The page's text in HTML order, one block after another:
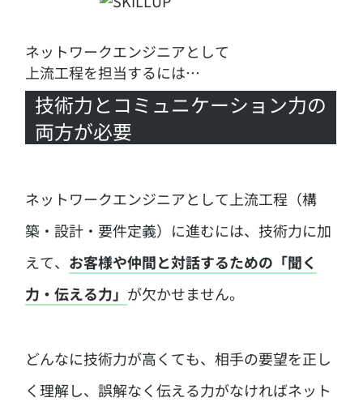
ネットワークエンジニアとして
上流工程を担当するには…
技術力とコミュニケーション力の
両方が必要
ネットワークエンジニアとして上流工程（構
築・設計・要件定義）に進むには、技術力に加
えて、 お客様や仲間と対話するための「聞く
力・伝える力」 が欠かせません。
どんなに技術力が高くても、相手の要望を正し
く理解し、誤解なく伝える力がなければネット